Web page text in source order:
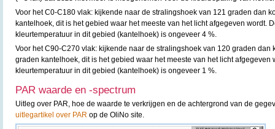
Voor het C0-C180 vlak: kijkende naar de stralingshoek van 121 graden dan
kantelhoek, dit is het gebied waar het meeste van het licht afgegeven wordt.
kleurtemperatuur in dit gebied (kantelhoek) is ongeveer 4 %.
Voor het C90-C270 vlak: kijkende naar de stralingshoek van 120 graden dan
graden kantelhoek, dit is het gebied waar het meeste van het licht afgegeven
kleurtemperatuur in dit gebied (kantelhoek) is ongeveer 1 %.
PAR waarde en -spectrum
Uitleg over PAR, hoe de waarde te verkrijgen en de achtergrond van de
uitlegartikel over PAR op de OliNo site.